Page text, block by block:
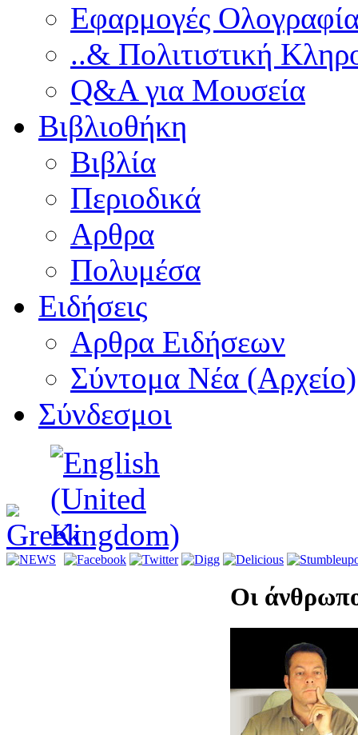
Εφαρμογές
..& Πολιτιστική
Q&A για Μουσεία
Βιβλιοθήκη
Βιβλία
Περιοδικά
Αρθρα
Πολυμέσα
Ειδήσεις
Αρθρα Ειδήσεων
Σύντομα Νέα (Αρχείο)
Σύνδεσμοι
Οι